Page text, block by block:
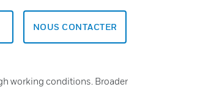
NOUS CONTACTER
working conditions. Broader